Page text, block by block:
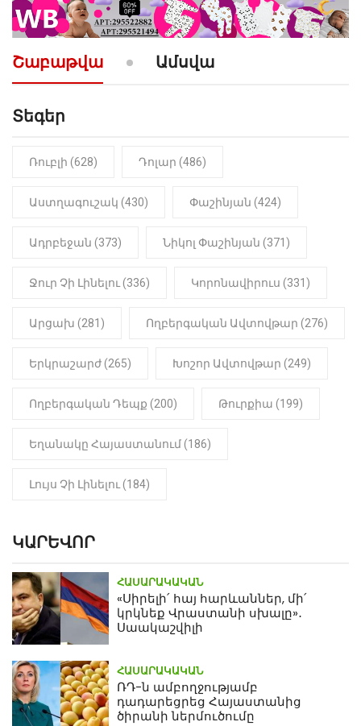
ՔԱՂԱՔԱԿԱՆ 10:52
«Լեզվիդ տալու փոխարեն
արտաբերիր այս երկու
նախադասությունը»․ Իշխան
Նիկոլ Փաշինյան
ԻՐԱԴԱՐՁԱՅԻՆ 22:01
մանկապղծության համար
մարմինը
Շաբաթվա Ամսվա
Տեգեր
Ռուբլի (628) Դոլար (486)
Աստղագուշակ (430) Փաշինյան (424)
Ադրբեջան (373) Նիկոլ Փաշինյան (371)
Ջուր Չի Լինելու (336) Կորոնավիրուս (331)
Արցախ (281) Ողբերգական Ավտովթար (276)
Երկրաշարժ (265) Խոշոր Ավտովթար (249)
Ողբերգական Դեպք (200) Թուրքիա (199)
Եղանակը Հայաստանում (186)
Լույս Չի Լինելու (184)
ԿԱՐԵՎՈՐ
ՀԱՍԱՐԱԿԱԿԱՆ
«Սիրելի՛ հայ հարևաններ, մի՛
կրկնեք Վրաստանի սխալը»․
Սաակաշվիլի
ՀԱՍԱՐԱԿԱԿԱՆ
ՌԴ-ն ամբողջությամբ
դադարեցրեց Հայաստանից
ծիրանի ներմուծումը